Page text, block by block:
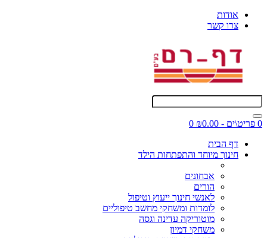
אודות
צרו קשר
0 פריט\ים - ₪0.00
0
דף הבית
חינוך מיוחד והתפתחות הילד
אבחונים
הורים
לאנשי חינוך ייעוץ וטיפול
לומדות ומשחקי מחשב טיפוליים
מוטוריקה עדינה וגסה
משחקי דמיון